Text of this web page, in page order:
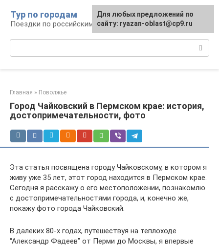
контенту
Тур по городам
Поездки по российским городам
Главная » Поволжье
Город Чайковский в Пермском крае: история,
достопримечательности, фото
Эта статья посвящена городу Чайковскому, в котором я
живу уже 35 лет, этот город находится в Пермском крае.
Сегодня я расскажу о его местоположении, познакомлю
с достопримечательностями города, и, конечно же,
покажу фото города Чайковский.
В далеких 80-х годах, путешествуя на теплоходе
“Александр Фадеев” от Перми до Москвы, я впервые
Для любых предложений по
сайту: ryazan-oblast@cp9.ru